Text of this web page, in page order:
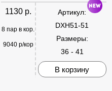
1130 р.
8 пар в кор.
9040 р/кор
Артикул:
DXH51-51
Размеры:
36 - 41
В корзину